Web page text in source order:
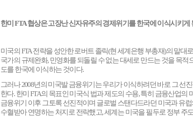
한미FTA협상은 고장난 신자유주의 경제위기를 한국에 이식시키게
미국의 FTA전략을 성안한 로버트 졸릭(현 세계은행 부총재)의 말대
국가의 규제완화,민영화를 되돌릴 수 없는 대세로 만드는 것을 목적
도를 한국에 이식하는 것이다.
그러나2008년의 미국발 금융위기는 우리가 이식하려던 바로 그 선
한다.한미 FTA의 목표인 미국식 법과 제도의 수용,특히 금융산업의
금융위기 이후 그토록 선진적이며 글로벌 스탠다드라던 미국과 유
수혈받아 연명하는 처지로 전락했고,세계는 미국을 필두로 정부 주